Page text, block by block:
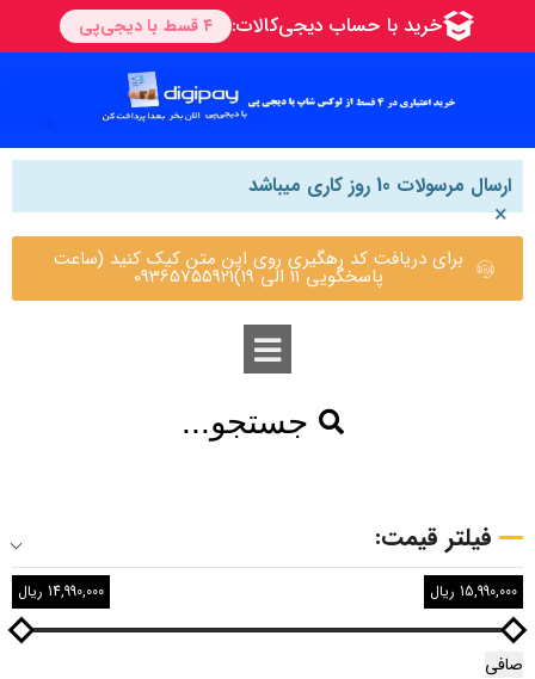
ارسال مرسولات 10 روز کاری میباشد
×
برای دریافت کد رهگیری روی این متن کیک کنید (ساعت
پاسخگویی 11 الی 19)09365755921
جستجو...
فیلتر قیمت:
صافی
14,990,000 ریال 15,990,000 ریال